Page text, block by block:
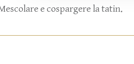
e cospargere la tatin.